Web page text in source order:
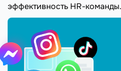
эффективность HR-команды.